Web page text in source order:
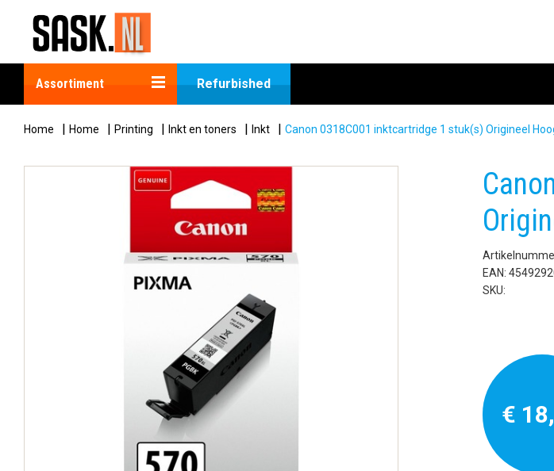
Assortiment Refurbished
Home | Home | Printing | Inkt en toners | Inkt | Canon 0318C001 inktcartridge 1 stuk(s) Origineel
EAN:
SKU:
€